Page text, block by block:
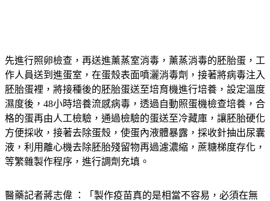
先進行照卵檢查，再送進薰蒸室消毒，薰蒸消毒的胚胎蛋，工
作人員送到進蛋室，在蛋殼表面噴灑消毒劑，接著將病毒注入
胚胎蛋裡，將接種後的胚胎蛋送至培育機進行培養，設定溫度
濕度後，48小時培養流感病毒，透過自動照蛋機檢查培養，合
格的蛋再由人工檢驗，通過檢驗的蛋送至冷藏庫，讓胚胎硬化
方便採收，接著去除蛋殼，使蛋內液體暴露，採收針抽出尿囊
液，利用離心機去除胚胎殘留物再過濾濃縮，蔗糖梯度存化，
等繁雜製作程序，進行調劑充填。
醫藥記者蔣志偉 ：「製作疫苗真的是相當不容易，必須在無